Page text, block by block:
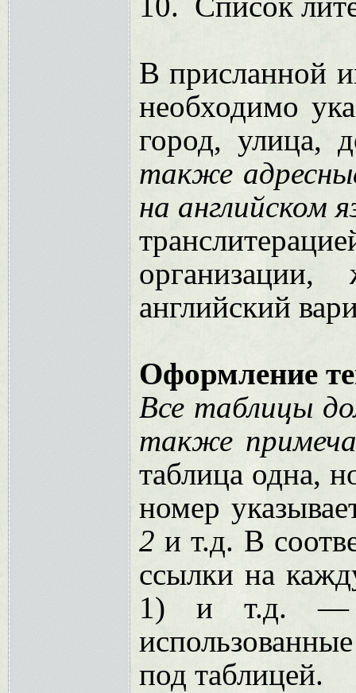
В присланной
необходимо
город, улица,
также
на английском
английский
Оформление
Все таблицы
также
таблица одна,
номер
2и т.д. В
ссылки на
1) и т.д. —
под таблицей.